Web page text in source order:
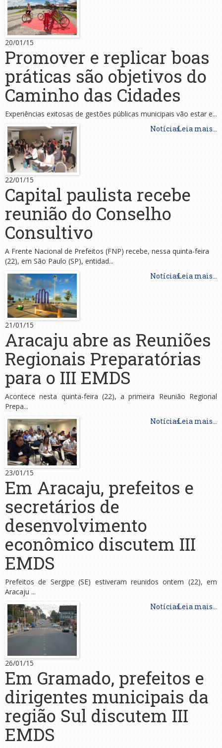
20/01/15
Promover e replicar boas
práticas são objetivos do
Caminho das Cidades
Experiências exitosas de gestões públicas municipais vão estar e...
NotíciasLeia mais...
22/01/15
Capital paulista recebe
reunião do Conselho
Consultivo
A Frente Nacional de Prefeitos (FNP) recebe, nessa quinta-feira
(22), em São Paulo (SP), entidad...
NotíciasLeia mais...
21/01/15
Aracaju abre as Reuniões
Regionais Preparatórias
para o III EMDS
Acontece nesta quinta-feira (22), a primeira Reunião Regional
Prepa...
NotíciasLeia mais...
23/01/15
Em Aracaju, prefeitos e
secretários de
desenvolvimento
econômico discutem III
EMDS
Prefeitos de Sergipe (SE) estiveram reunidos ontem (22), em
Aracaju ...
NotíciasLeia mais...
26/01/15
Em Gramado, prefeitos e
dirigentes municipais da
região Sul discutem III
EMDS